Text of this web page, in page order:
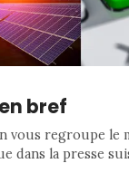
bref
vous regroupe le
dans la presse